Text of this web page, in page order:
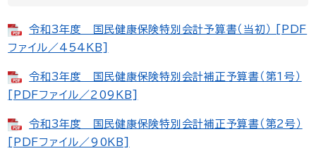
令和3年度 国民健康保険特別会計予算書（当初） [PDF
ファイル／454KB]
令和3年度 国民健康保険特別会計補正予算書（第1号）
[PDFファイル／209KB]
令和3年度 国民健康保険特別会計補正予算書（第2号）
[PDFファイル／90KB]